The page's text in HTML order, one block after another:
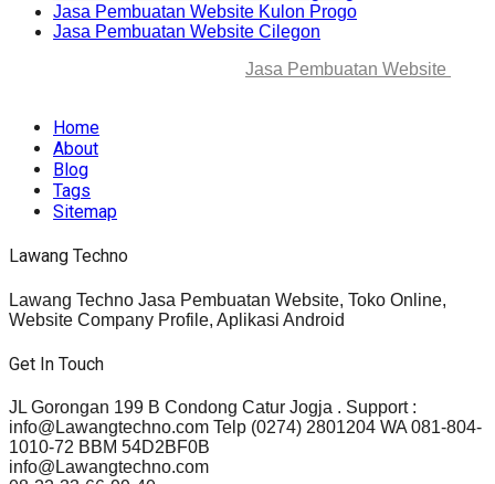
Jasa Pembuatan Website Kulon Progo
Jasa Pembuatan Website Cilegon
Jasa Pembuatan Website
Home
About
Blog
Tags
Sitemap
Lawang Techno
Lawang Techno Jasa Pembuatan Website, Toko Online,
Website Company Profile, Aplikasi Android
Get In Touch
JL Gorongan 199 B Condong Catur Jogja . Support :
info@Lawangtechno.com Telp (0274) 2801204 WA 081-804-
1010-72 BBM 54D2BF0B
info@Lawangtechno.com